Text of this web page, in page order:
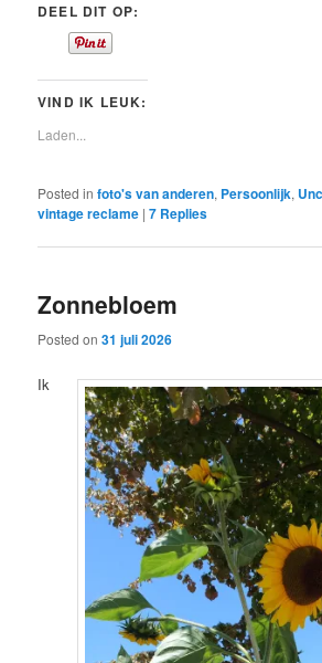
DEEL DIT OP:
VIND IK LEUK:
Laden...
Posted in foto's van anderen, Persoonlijk,
vintage reclame |7 Replies
Zonnebloem
Posted on31 juli 2026
Ik